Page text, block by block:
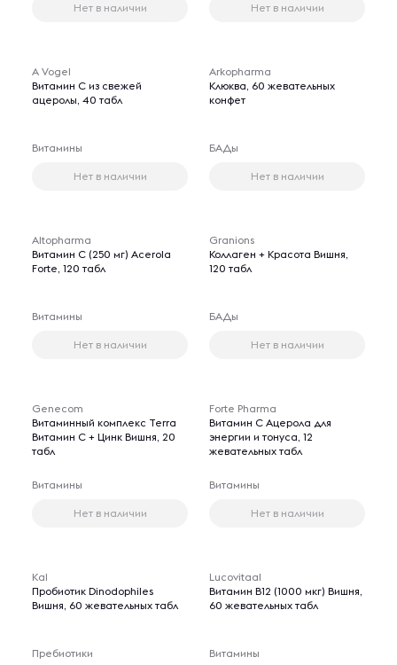
Нет в наличии Нет в наличии
A Vogel
Витамин С из свежей
ацеролы, 40 табл
Витамины
Нет в наличии
Arkopharma
Клюква, 60 жевательных
конфет
БАДы
Нет в наличии
Altopharma
Витамин C (250 мг) Acerola
Forte, 120 табл
Витамины
Нет в наличии
Granions
Коллаген + Красота Вишня,
120 табл
БАДы
Нет в наличии
Genecom
Витаминный комплекс Terra
Витамин C + Цинк Вишня, 20
табл
Витамины
Нет в наличии
Forte Pharma
Витамин C Ацерола для
энергии и тонуса, 12
жевательных табл
Витамины
Нет в наличии
Kal
Пробиотик Dinodophiles
Вишня, 60 жевательных табл
Пребиотики
Lucovitaal
Витамин B12 (1000 мкг) Вишня,
60 жевательных табл
Витамины